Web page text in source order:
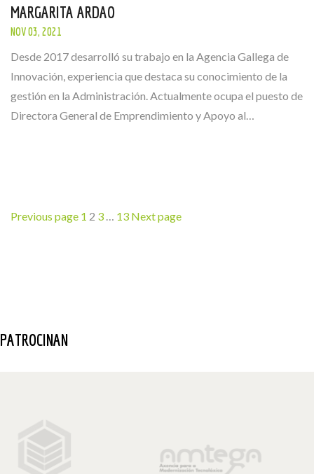
MARGARITA ARDAO
NOV 03, 2021
Desde 2017 desarrolló su trabajo en la Agencia Gallega de
Innovación, experiencia que destaca su conocimiento de la
gestión en la Administración. Actualmente ocupa el puesto de
Directora General de Emprendimiento y Apoyo al…
NAVEGACIÓN
Previous page Page
1 Page
2 Page
3 … Page
13 Next page
PATROCINAN